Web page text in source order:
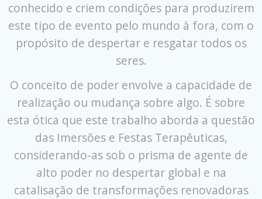
conhecido e criem condições para produzirem
este tipo de evento pelo mundo à fora, com o
propósito de despertar e resgatar todos os
seres.
O conceito de poder envolve a capacidade de
realização ou mudança sobre algo. É sobre
esta ótica que este trabalho aborda a questão
das Imersões e Festas Terapêuticas,
considerando-as sob o prisma de agente de
alto poder no despertar global e na
catalisação de transformações renovadoras